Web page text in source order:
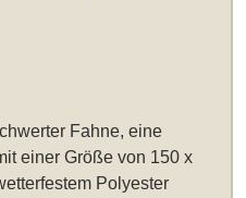
Fahne, eine
einer Größe von 150 x
Polyester